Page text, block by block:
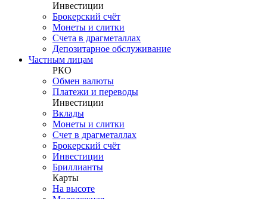
Инвестиции
Брокерский счёт
Монеты и слитки
Счета в драгметаллах
Депозитарное обслуживание
Частным лицам
РКО
Обмен валюты
Платежи и переводы
Инвестиции
Вклады
Монеты и слитки
Счет в драгметаллах
Брокерский счёт
Инвестиции
Бриллианты
Карты
На высоте